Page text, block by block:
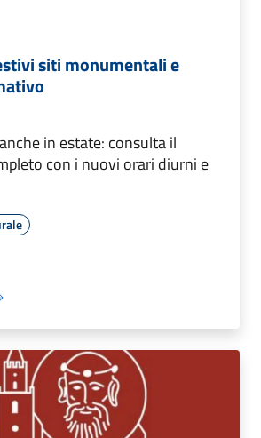
siti monumentali e
in estate: consulta il
con i nuovi orari diurni e